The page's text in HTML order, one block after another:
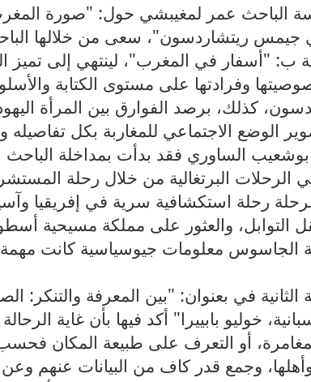
الباحث عمر لمغيبشي حول: "صورة
جيمس ريتشاردسون"، سعى من خلالها
ب: "أسفار في المغرب"، لينتهي إلى تميز
وفرادتها على مستوى الكتابة
كذلك، برصد الفوارق بين المرأة
الوضع الاجتماعي للمغاربة بكل تفاصيله
بوشعيب الساوري فقد بدأت بمداخلة الباحث
الرحلات البرتغالية من خلال رحلة
رحلة استكشافية سرية في إفريقيا
والعثور على مملكة مسيحية
الجاسوس معلومات جيوسياسية كانت
في بعنوان: "بين المعرفة والتنكر:
نهاية القرن 19 بعيون إسبانية، خوليو بابييرا" أكد فيها بأن غاية
أو التعرف على طبيعة المكان
وجمع قدر كاف من البيانات عنهم